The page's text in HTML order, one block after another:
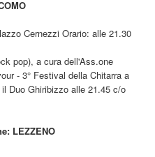
Cernezzi Orario: alle 21.30
pop), a cura dell'Ass.one
- 3° Festival della Chitarra a
Duo Ghiribizzo alle 21.45 c/o
LEZZENO